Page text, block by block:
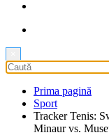
Prima pagină
Sport
Tracker Tenis:
Minaur vs.